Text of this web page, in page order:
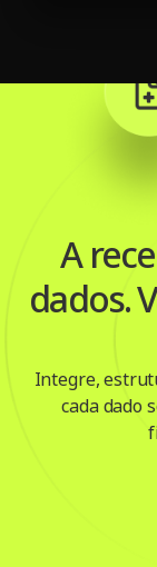
0
A
dados.
Integre,
cada dado